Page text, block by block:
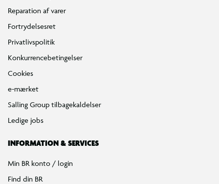
Reparation af varer
Fortrydelsesret
Privatlivspolitik
Konkurrencebetingelser
Cookies
e-mærket
Salling Group tilbagekaldelser
Ledige jobs
INFORMATION & SERVICES
Min BR konto / login
Find din BR